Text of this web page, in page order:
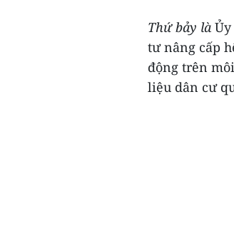
Thứ bảy là
tư nâng cấp
động trên
liệu dân cư